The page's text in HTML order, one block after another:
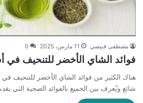
مصطفى قبيصي 11 مارس، 2025 0
فوائد الشاي الأخضر للتنحيف في
هناك الكثير من فوائد الشاي الأخضر للتنحيف
شائع ويُعرف بين الجميع بالفوائد الصحية التي